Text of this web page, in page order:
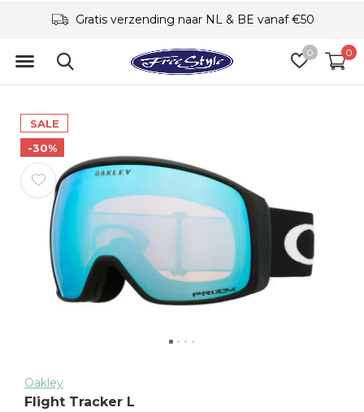
0 0
Gratis verzending naar NL & BE vanaf €50
SALE
-30%
Oakley
Flight Tracker L